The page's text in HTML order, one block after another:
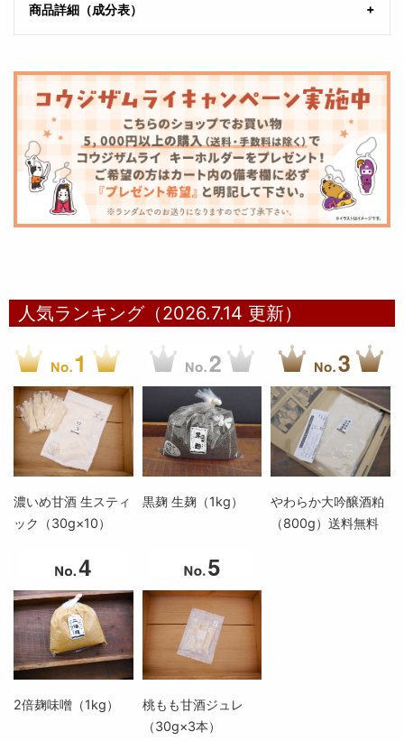
商品詳細（成分表）
人気ランキング（2026.7.14 更新）
濃いめ甘酒 生スティ
ック（30g×10）
黒麹 生麹（1kg）
やわらか大吟醸酒粕
（800g）送料無料
2倍麹味噌（1kg）
桃もも甘酒ジュレ
（30g×3本）